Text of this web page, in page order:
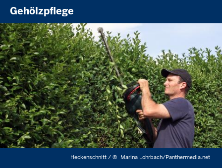
hier
Gehölzpflege
Heckenschnitt /© Marina Lohrbach/Panthermedia.net